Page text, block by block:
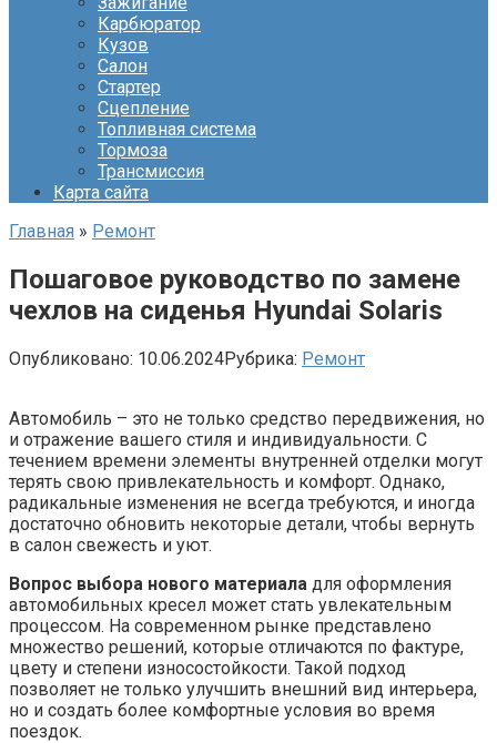
Карбюратор
Кузов
Салон
Стартер
Сцепление
Топливная система
Тормоза
Трансмиссия
Карта сайта
Главная » Ремонт
Пошаговое руководство по замене
чехлов на сиденья Hyundai Solaris
Опубликовано: 10.06.2024Рубрика: Ремонт
Автомобиль – это не только средство передвижения, но
и отражение вашего стиля и индивидуальности. С
течением времени элементы внутренней отделки могут
терять свою привлекательность и комфорт. Однако,
радикальные изменения не всегда требуются, и иногда
достаточно обновить некоторые детали, чтобы вернуть
в салон свежесть и уют.
Вопрос выбора нового материала для оформления
автомобильных кресел может стать увлекательным
процессом. На современном рынке представлено
множество решений, которые отличаются по фактуре,
цвету и степени износостойкости. Такой подход
позволяет не только улучшить внешний вид интерьера,
но и создать более комфортные условия во время
поездок.